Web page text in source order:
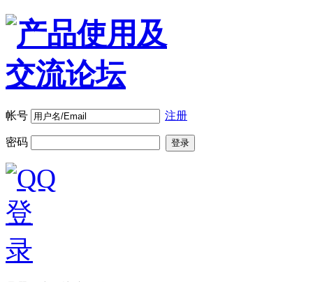
帐号 注册
密码 登录